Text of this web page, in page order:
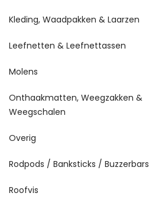
Kleding, Waadpakken & Laarzen
Leefnetten & Leefnettassen
Molens
Onthaakmatten, Weegzakken &
Weegschalen
Overig
Rodpods / Banksticks / Buzzerbars
Roofvis